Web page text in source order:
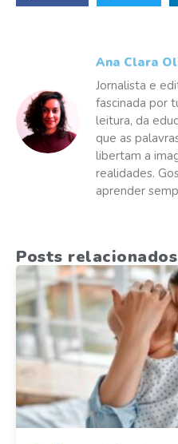
Ana Clara
Jornalista e
fascinada por
leitura, da
que as
libertam a
realidades.
aprender
Posts